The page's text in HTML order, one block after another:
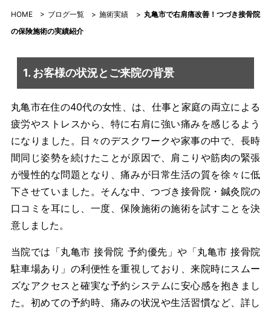
HOME> ブログ一覧 > 施術実績 > 丸亀市で右肩痛改善！つづき接骨院
の保険施術の実績紹介
1. お客様の状況とご来院の背景
丸亀市在住の40代の女性、は、仕事と家庭の両立による
疲労やストレスから、特に右肩に強い痛みを感じるよう
になりました。日々のデスクワークや家事の中で、長時
間同じ姿勢を続けたことが原因で、肩こりや筋肉の緊張
が慢性的な問題となり、痛みが日常生活の質を徐々に低
下させていました。そんな中、つづき接骨院・鍼灸院の
口コミを耳にし、一度、保険施術の施術を試すことを決
意しました。
当院では「丸亀市 接骨院 予約優先」や「丸亀市 接骨院
駐車場あり」の利便性を重視しており、来院時にスムー
ズなアクセスと確実な予約システムに安心感を抱きまし
た。初めての予約時、痛みの状況や生活習慣など、詳し